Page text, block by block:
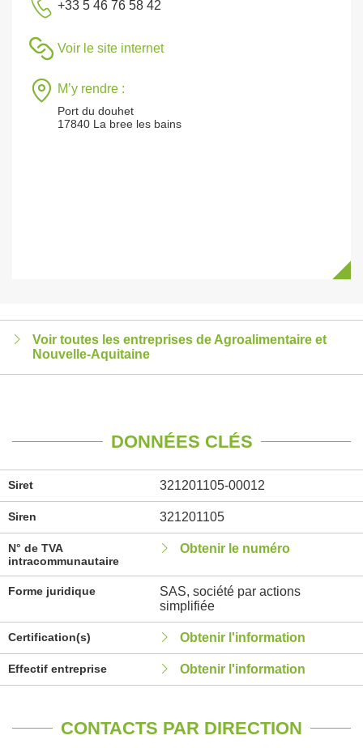
+33 5 46 76 58 42
Voir le site internet
M’y rendre :
Port du douhet
17840 La bree les bains
Voir toutes les entreprises de Agroalimentaire et
Nouvelle-Aquitaine
DONNÉES CLÉS
Siret 321201105-00012
Siren 321201105
N° de TVA
intracommunautaire
Obtenir le numéro
Forme juridique
SAS, société par actions
simplifiée
Certification(s) Obtenir l'information
Effectif entreprise Obtenir l'information
CONTACTS PAR DIRECTION